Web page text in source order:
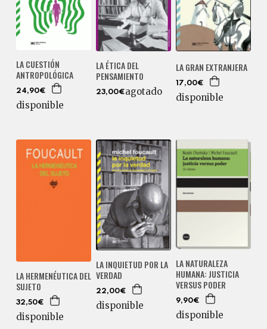
LA CUESTIÓN
ANTROPOLÓGICA
24,90€
disponible
LA ÉTICA DEL
PENSAMIENTO
23,00€agotado
LA GRAN EXTRANJERA
17,00€
disponible
LA HERMENÉUTICA DEL
SUJETO
32,50€
disponible
LA INQUIETUD POR LA
VERDAD
22,00€
disponible
LA NATURALEZA
HUMANA: JUSTICIA
VERSUS PODER
9,90€
disponible